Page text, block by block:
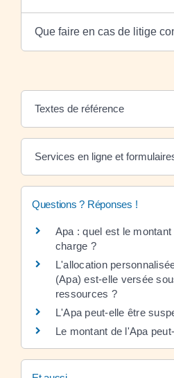
Que faire en cas de litige
Textes de référence
Services en ligne et
Questions ? Réponses !
Apa : quel est le
charge ?
L'allocation
(Apa) est-elle versée
ressources ?
L'Apa peut-elle être
Le montant de l'Apa